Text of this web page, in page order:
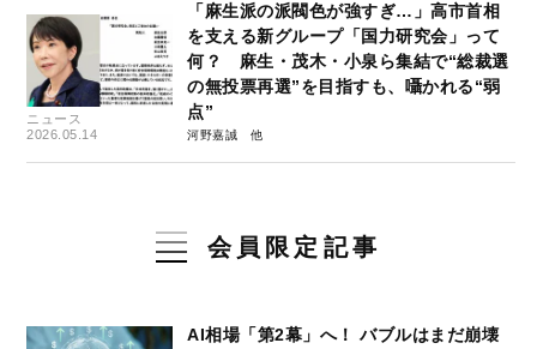
ニュース
2026.05.14
「麻生派の派閥色が強すぎ…」高市首相
を支える新グループ「国力研究会」って
何？ 麻生・茂木・小泉ら集結で“総裁選
の無投票再選”を目指すも、囁かれる“弱
点”
河野嘉誠
会員限定記事
AI相場「第2幕」へ！ バブルはまだ崩壊